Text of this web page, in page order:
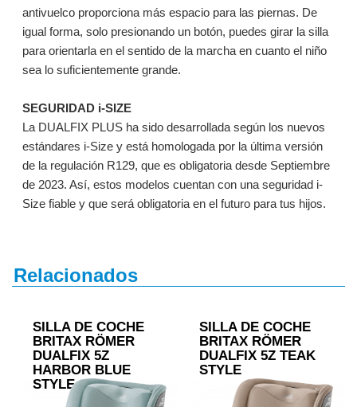
antivuelco proporciona más espacio para las piernas. De
igual forma, solo presionando un botón, puedes girar la silla
para orientarla en el sentido de la marcha en cuanto el niño
sea lo suficientemente grande.
SEGURIDAD i-SIZE
La DUALFIX PLUS ha sido desarrollada según los nuevos
estándares i-Size y está homologada por la última versión
de la regulación R129, que es obligatoria desde Septiembre
de 2023. Así, estos modelos cuentan con una seguridad i-
Size fiable y que será obligatoria en el futuro para tus hijos.
Relacionados
SILLA DE COCHE
BRITAX RÖMER
DUALFIX 5Z
HARBOR BLUE
STYLE
SILLA DE COCHE
BRITAX RÖMER
DUALFIX 5Z TEAK
STYLE